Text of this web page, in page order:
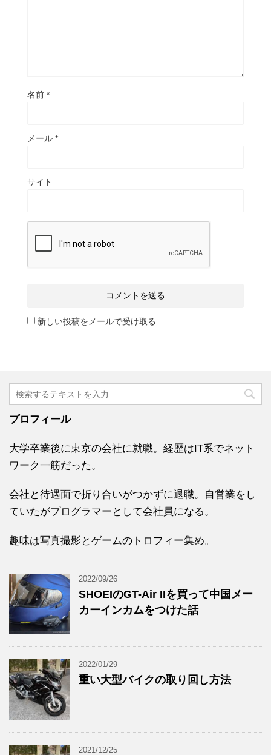
名前 *
メール *
サイト
新しい投稿をメールで受け取る
プロフィール
大学卒業後に東京の会社に就職。経歴はIT系でネット
ワーク一筋だった。
会社と待遇面で折り合いがつかずに退職。自営業をし
ていたがプログラマーとして会社員になる。
趣味は写真撮影とゲームのトロフィー集め。
2022/09/26
SHOEIのGT-Air IIを買って中国メー
カーインカムをつけた話
2022/01/29
重い大型バイクの取り回し方法
2021/12/25